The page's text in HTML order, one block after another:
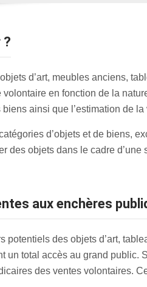
?
d’art, meubles anciens,
en fonction de la
ainsi que l’estimation de
d’objets et de biens,
des objets dans le cadre
aux enchères
des objets d’art,
total accès au grand public.
des ventes volontaires.